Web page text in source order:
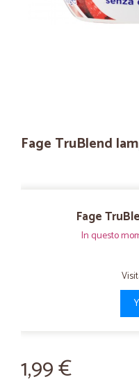
Fage TruBlend
Fage
In questo
1,99 €